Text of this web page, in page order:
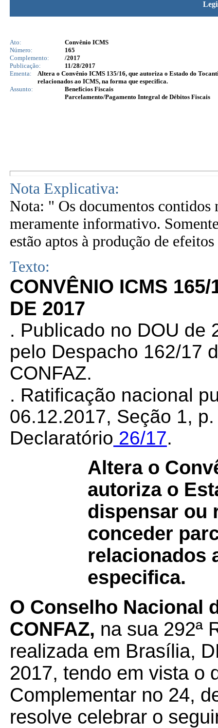
Ato:
Convênio ICMS
Número:
165
Complemento:
/2017
Publicação:
11/28/2017
Ementa:
Altera o Convênio ICMS 135/16, que autoriza o Estado do
relacionados ao ICMS, na forma que especifica.
Assunto:
Benefícios Fiscais
Parcelamento/Pagamento Integral de Débitos Fiscais
Nota Explicativa:
Nota: " Os documentos contidos
meramente informativo.
estão aptos à produção de
Texto:
CONVÊNIO ICMS
DE 2017
. Publicado no DOU de
pelo Despacho 162/17
CONFAZ.
. Ratificação nacional
06.12.2017, Seção 1,
Declaratório 26/17.
Altera o
autoriza o
dispensar ou
conceder
relacionados
especifica.
O Conselho Nacional
CONFAZ, na sua 292ª
realizada em Brasília,
2017, tendo em vista o
Complementar no 24,
resolve celebrar o